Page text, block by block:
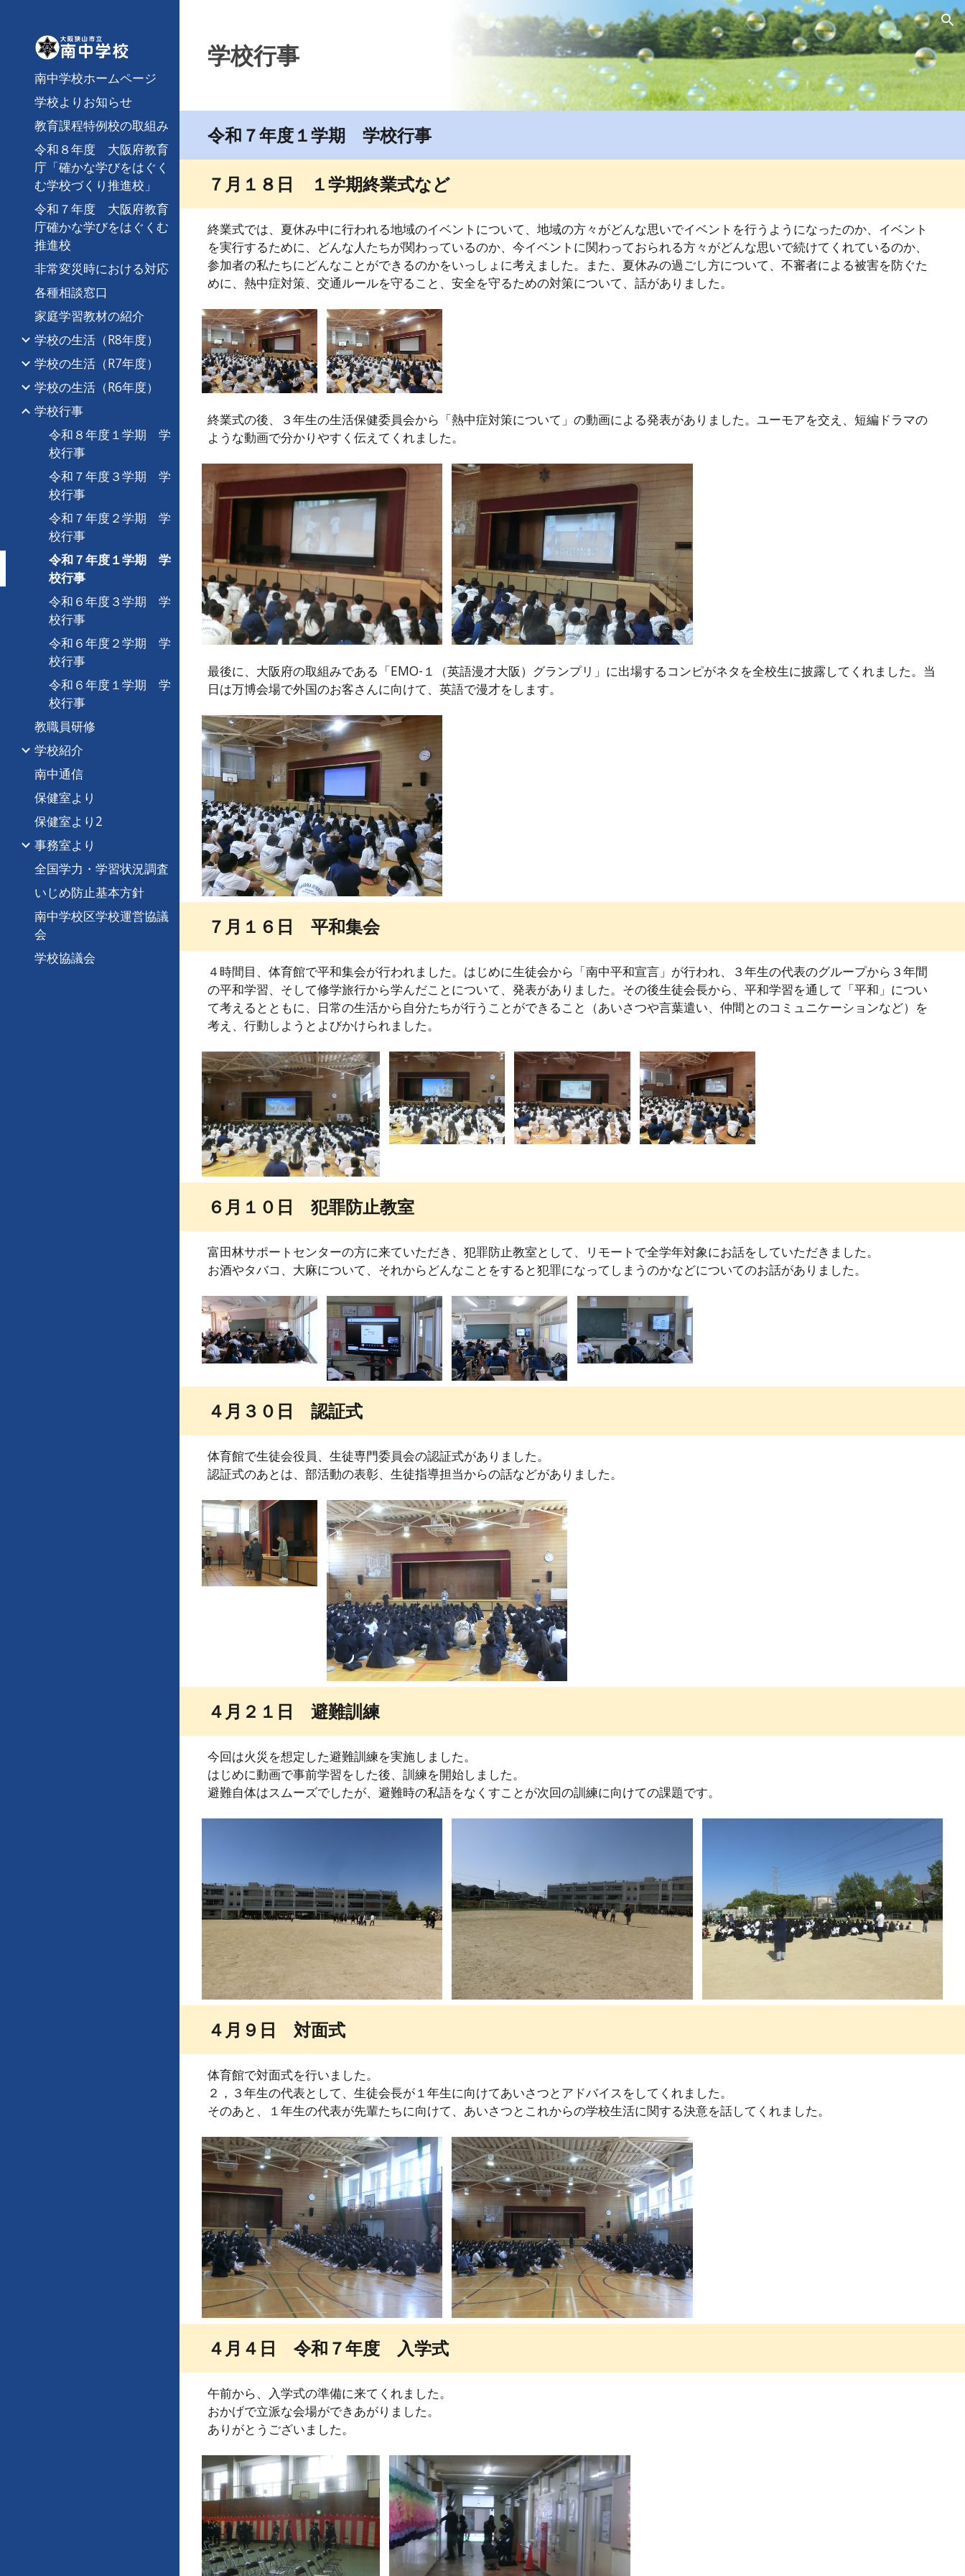
Skip to navigation
南中学校ホームページ
学校よりお知らせ
教育課程特例校の取組み
令和８年度 大阪府教育
庁「確かな学びをはぐく
む学校づくり推進校」
令和７年度 大阪府教育
庁確かな学びをはぐくむ
推進校
非常変災時における対応
各種相談窓口
家庭学習教材の紹介
学校の生活（R8年度）
学校の生活（R7年度）
学校の生活（R6年度）
学校行事
令和８年度１学期 学
校行事
令和７年度３学期 学
校行事
令和７年度２学期 学
校行事
令和７年度１学期 学
校行事
令和６年度３学期 学
校行事
令和６年度２学期 学
校行事
令和６年度１学期 学
校行事
教職員研修
学校紹介
南中通信
保健室より
保健室より2
事務室より
全国学力・学習状況調査
いじめ防止基本方針
南中学校区学校運営協議
会
学校協議会
学校行事
令和 ７年度１学期 学校行事
７ 月 １８ 日 １学期終業式など
終業式では、夏休み中に行われる地域のイベントについて、地域の方々がどんな思いでイベントを行うようになったのか、イベント
を実行するために、どんな人たちが関わっているのか、今イベントに関わっておられる方々がどんな思いで続けてくれているのか、
参加者の私たちにどんなことができるのかをいっしょに考えました。また、夏休みの過ごし方について、不審者による被害を防ぐた
めに、熱中症対策、交通ルールを守ること、安全を守るための対策について、話がありました。
終業式の後、３年生の生活保健委員会から「熱中症対策について」の動画による発表がありました。ユーモアを交え、短編ドラマの
ような動画で分かりやすく伝えてくれました。
最後に、大阪府の取組みである「EMO-１（英語漫才大阪）グランプリ」に出場するコンピがネタを全校生に披露してくれました。当
日は万博会場で外国のお客さんに向けて、英語で漫才をします。
７月１６日 平和集会
４時間目、体育館で平和集会が行われました。はじめに生徒会から「南中平和宣言」が行われ、３年生の代表のグループから３年間
の平和学習、そして修学旅行から学んだことについて、発表がありました。その後生徒会長から、平和学習を通して「平和」につい
て考えるとともに、日常の生活から自分たちが行うことができること（あいさつや言葉遣い、仲間とのコミュニケーションなど）を
考え、行動しようとよびかけられました。
６月１０日 犯罪防止教室
富田林サポートセンターの方に来ていただき、犯罪防止教室として、リモートで全学年対象にお話をしていただきました。
お酒やタバコ、大麻について、それからどんなことをすると犯罪になってしまうのかなどについてのお話がありました。
４月３０日 認証式
体育館で生徒会役員、生徒専門委員会の認証式がありました。
認証式のあとは、部活動の表彰、生徒指導担当からの話などがありました。
４月２１日 避難訓練
今回は火災を想定した避難訓練を実施しました。
はじめに動画で事前学習をした後、訓練を開始しました。
避難自体はスムーズでしたが、避難時の私語をなくすことが次回の訓練に向けての課題です。
４月９日 対面式
体育館で対面式を行いました。
２，３年生の代表として、生徒会長が１年生に向けてあいさつとアドバイスをしてくれました。
そのあと、１年生の代表が先輩たちに向けて、あいさつとこれからの学校生活に関する決意を話してくれました。
４月４日 令和７年度 入学式
午前から、入学式の準備に来てくれました。
おかげで立派な会場ができあがりました。
ありがとうございました。